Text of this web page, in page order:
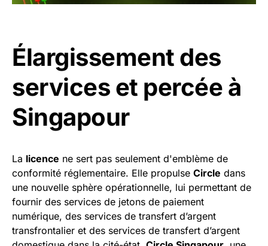
Élargissement des
services et percée à
Singapour
La licence ne sert pas seulement d'emblème de
conformité réglementaire. Elle propulse Circle dans
une nouvelle sphère opérationnelle, lui permettant de
fournir des services de jetons de paiement
numérique, des services de transfert d’argent
transfrontalier et des services de transfert d’argent